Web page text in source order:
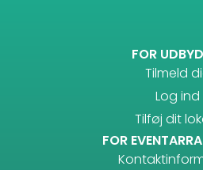
FOR
Tilmeld
Log ind
Tilføj dit
FOR